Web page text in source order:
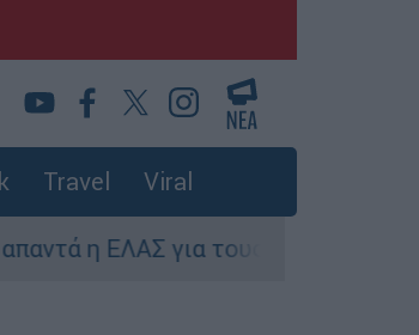
Travel Viral
για τους 8 βιασμούς